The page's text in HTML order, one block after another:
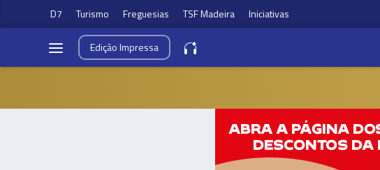
D7 Turismo Freguesias TSF Madeira Iniciativas
EdiçãoImpressa